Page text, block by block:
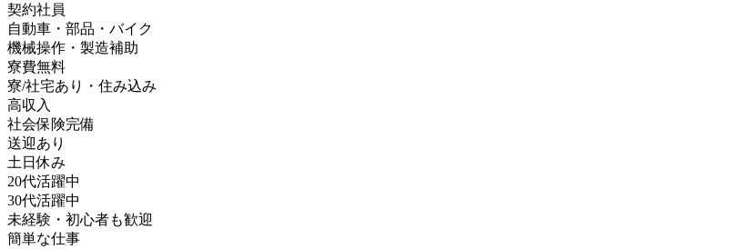
契約社員
自動車・部品・バイク
機械操作・製造補助
寮費無料
寮/社宅あり・住み込み
高収入
社会保険完備
送迎あり
土日休み
20代活躍中
30代活躍中
未経験・初心者も歓迎
簡単な仕事